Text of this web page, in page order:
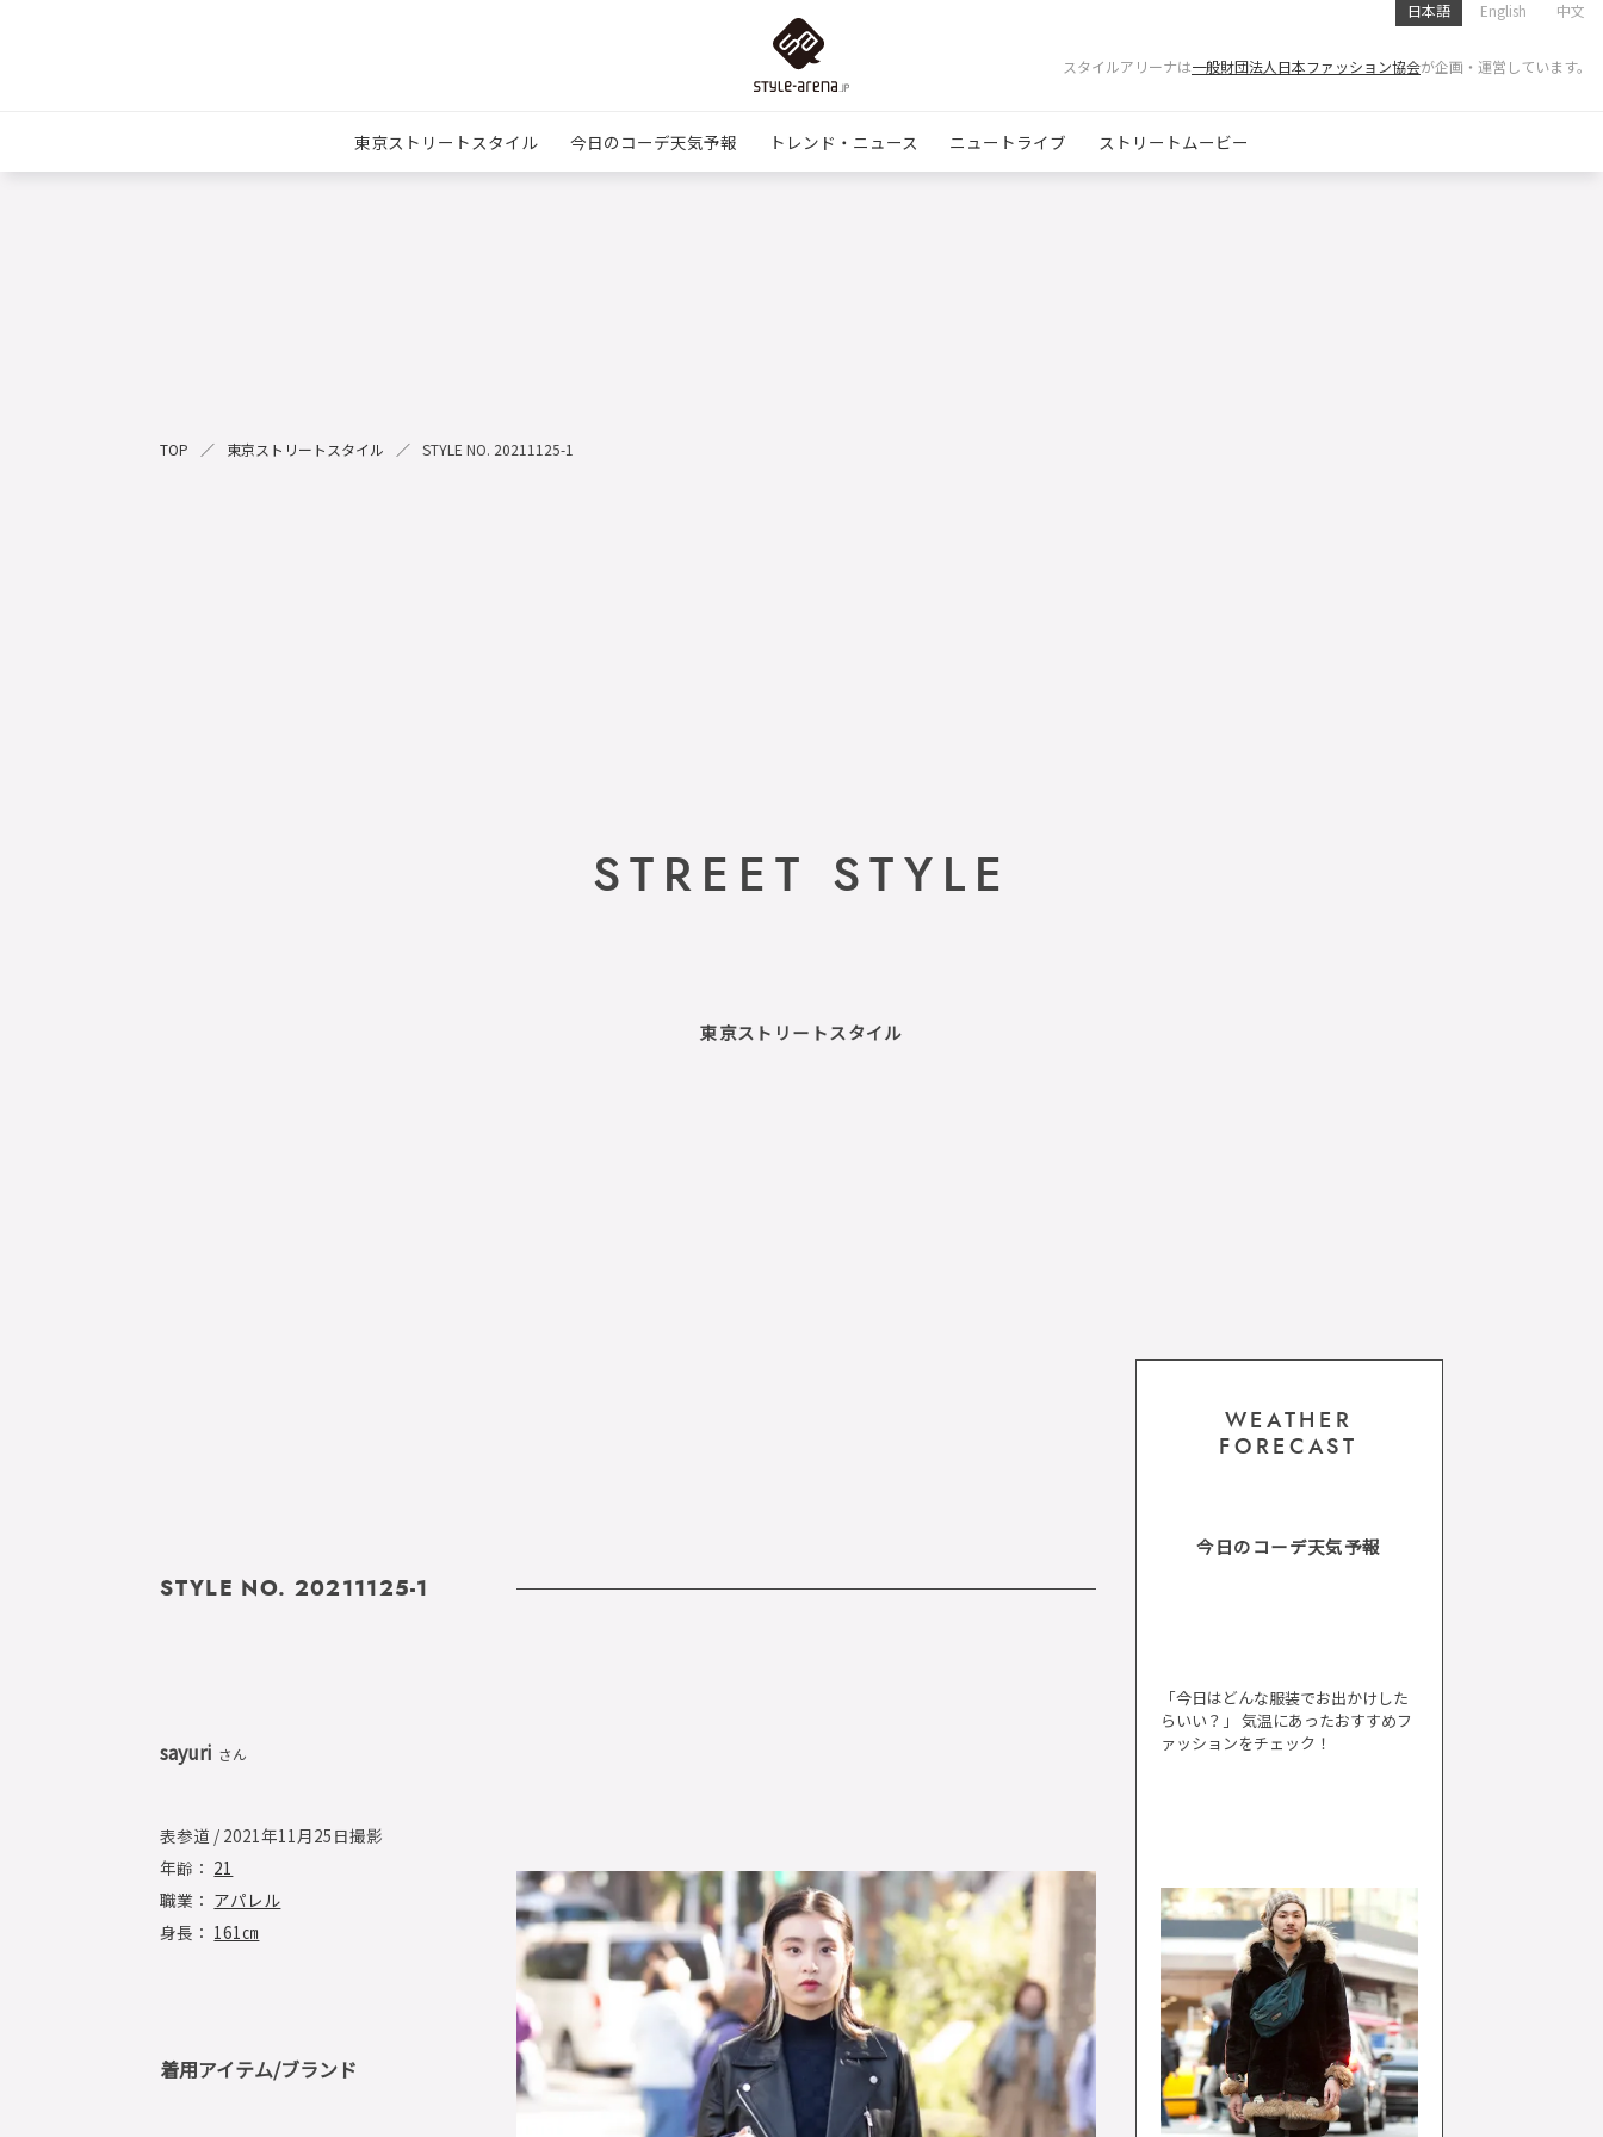
日本語 English 中文
スタイルアリーナは一般財団法人日本ファッション協会が企画・運営しています。
東京ストリートスタイル 今日のコーデ天気予報 トレンド・ニュース ニュートライブ ストリートムービー
TOP 東京ストリートスタイル STYLE NO. 20211125-1
STREET STYLE
東京ストリートスタイル
STYLE NO. 20211125-1
sayuri さん
表参道 / 2021年11月25日撮影
年齢： 21
職業： アパレル
身長： 161㎝
着用アイテム/ブランド
WEATHER
FORECAST
今日のコーデ天気予報
「今日はどんな服装でお出かけした
らいい？」 気温にあったおすすめフ
ァッションをチェック！